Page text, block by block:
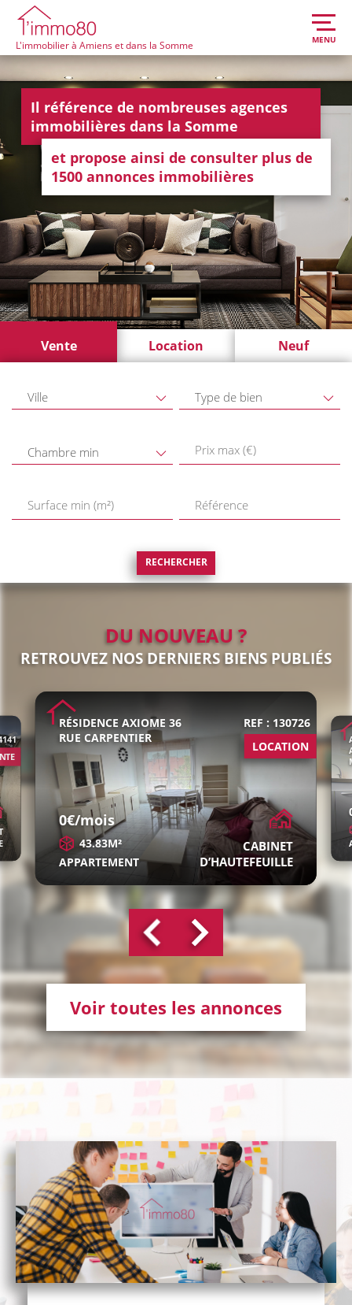
L'immobilier à Amiens et dans la Somme MENU
Il référence de nombreuses agences
immobilières dans la Somme
et propose ainsi de consulter plus de
1500 annonces immobilières
Vente Location Neuf
Ville Type de bien
Chambre min
RECHERCHER
DU NOUVEAU ?
RETROUVEZ NOS DERNIERS BIENS PUBLIÉS
RÉSIDENCE AXIOME 36
RUE CARPENTIER
0€/mois
43.83M²
APPARTEMENT
REF : 130726
LOCATION
CABINET
D’HAUTEFEUILLE
Voir toutes les annonces